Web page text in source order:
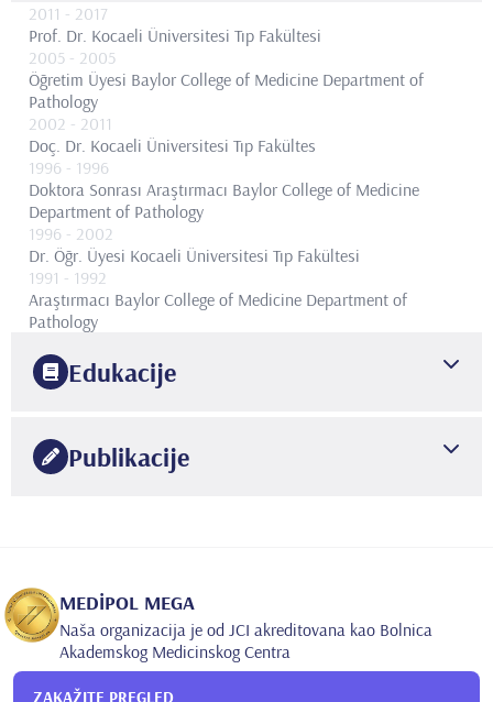
2011 - 2017
Prof. Dr. Kocaeli Üniversitesi Tıp Fakültesi
2005 - 2005
Öğretim Üyesi Baylor College of Medicine Department of
Pathology
2002 - 2011
Doç. Dr. Kocaeli Üniversitesi Tıp Fakültes
1996 - 1996
Doktora Sonrası Araştırmacı Baylor College of Medicine
Department of Pathology
1996 - 2002
Dr. Öğr. Üyesi Kocaeli Üniversitesi Tıp Fakültesi
1991 - 1992
Araştırmacı Baylor College of Medicine Department of
Pathology
Edukacije
Hacettepe Üniversitesi
1995 Publikacije
İndekslerin Kaydettiği Hakemli Dergilerde Yayınlanan
Makaleler.
14 Adet Ulusal Dergilerde Yayınlanan Makaleler.
MEDİPOL MEGA
Naša organizacija je od JCI akreditovana kao Bolnica
Akademskog Medicinskog Centra
ZAKAŽITE PREGLED